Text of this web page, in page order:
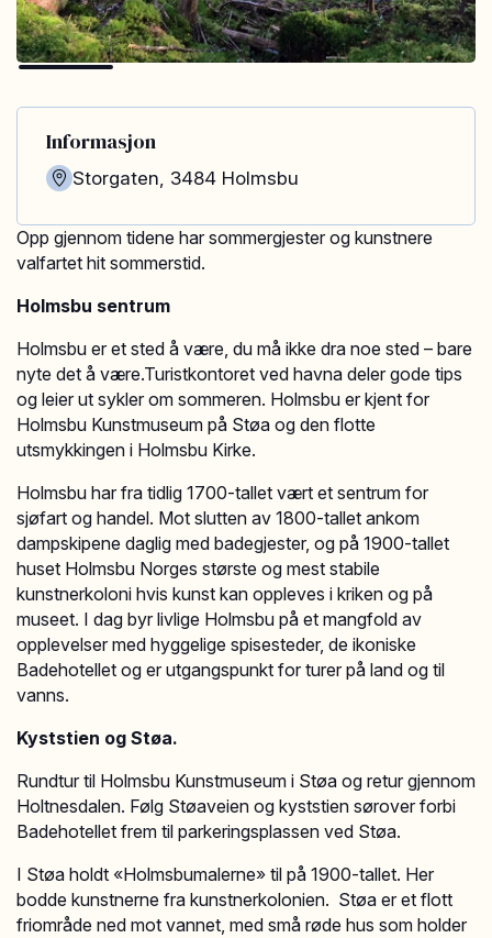
Opp gjennom tidene har sommergjester og kunstnere
valfartet hit sommerstid.
Holmsbu sentrum
Holmsbu er et sted å være, du må ikke dra noe sted – bare
nyte det å være.Turistkontoret ved havna deler gode tips
og leier ut sykler om sommeren. Holmsbu er kjent for
Holmsbu Kunstmuseum på Støa og den flotte
utsmykkingen i Holmsbu Kirke.
Holmsbu har fra tidlig 1700-tallet vært et sentrum for
sjøfart og handel. Mot slutten av 1800-tallet ankom
dampskipene daglig med badegjester, og på 1900-tallet
huset Holmsbu Norges største og mest stabile
kunstnerkoloni hvis kunst kan oppleves i kriken og på
museet. I dag byr livlige Holmsbu på et mangfold av
opplevelser med hyggelige spisesteder, de ikoniske
Badehotellet og er utgangspunkt for turer på land og til
vanns.
Kyststien og Støa.
Rundtur til Holmsbu Kunstmuseum i Støa og retur gjennom
Holtnesdalen. Følg Støaveien og kyststien sørover forbi
Badehotellet frem til parkeringsplassen ved Støa.
I Støa holdt «Holmsbumalerne» til på 1900-tallet. Her
bodde kunstnerne fra kunstnerkolonien. Støa er et flott
friområde ned mot vannet, med små røde hus som holder
Informasjon
Storgaten, 3484 Holmsbu